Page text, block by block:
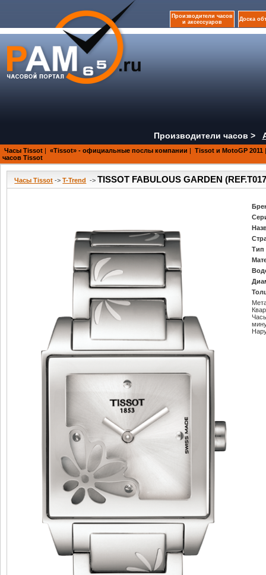
Производители часов
и аксессуаров
Доска
Производители часов >
Часы Tissot | «Tissot» - официальные послы компании | Tissot и MotoGP 2011 |
часов Tissot
Часы Tissot ->T-Trend -> TISSOT FABULOUS GARDEN
Тип